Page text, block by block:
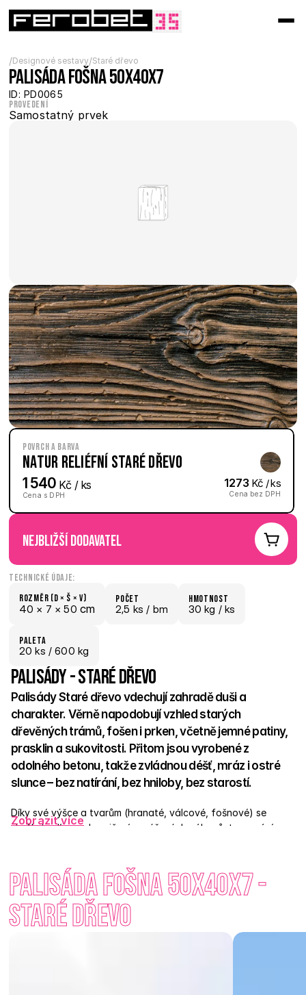
/Designové sestavy/Staré dřevo
Palisáda fošna 50x40x7
ID: PD0065
Provedení
Samostatný prvek
Povrch a barva
Natur reliéfní Staré dřevo
1 540 Kč / ks
Cena s DPH
1273 Kč / ks
Cena bez DPH
nejbližší dodavatel
Technické údaje:
Rozměr (D × š × V)
40 × 7 × 50 cm
počet
2,5 ks / bm
hmotnost
30 kg / ks
paletA
20 ks / 600 kg
Palisády - Staré dřevo
Palisády Staré dřevo vdechují zahradě duši a
charakter. Věrně napodobují vzhled starých
dřevěných trámů, fošen i prken, včetně jemné patiny,
prasklin a sukovitosti. Přitom jsou vyrobené z
odolného betonu, takže zvládnou déšť, mráz i ostré
slunce – bez natírání, bez hniloby, bez starostí.
Díky své výšce a tvarům (hranaté, válcové, fošnové) se
skvěle hodí pro ohraničení vyvýšených záhonů, tvarování
a bez problému zapadnou do přírodního, venkovského i
moderního konceptu.  Dlažba Staré dřevo má duši – a
palisády ji dokonale doplňují.
Chceš zahradě dodat teplo starého dřeva, ale bez jeho
Zobrazit více
Palisáda fošna 50x40x7 -
Staré dřevo